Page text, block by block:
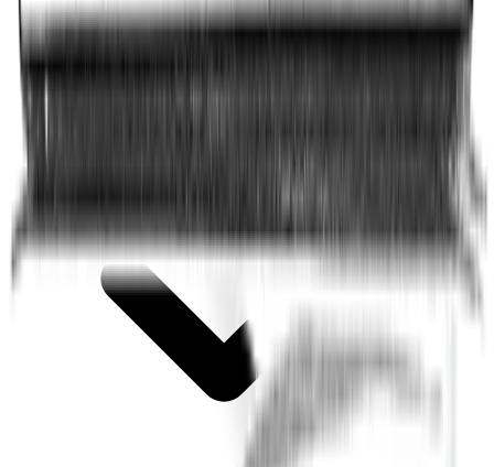
Firma de feed RSS